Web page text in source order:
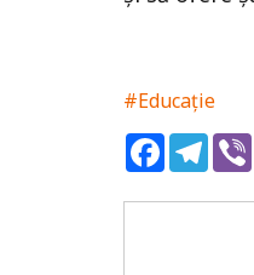
#Educație
Facebook